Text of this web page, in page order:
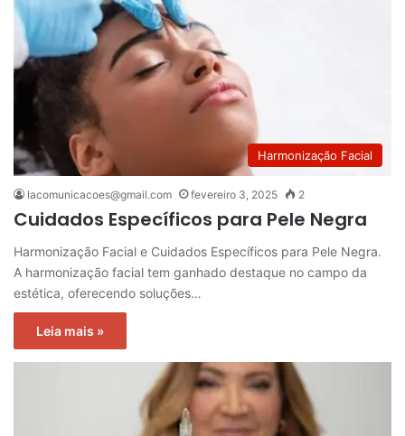
Harmonização Facial
lacomunicacoes@gmail.com fevereiro 3, 2025 2
Cuidados Específicos para Pele Negra
Harmonização Facial e Cuidados Específicos para Pele Negra.
A harmonização facial tem ganhado destaque no campo da
estética, oferecendo soluções…
Leia mais »